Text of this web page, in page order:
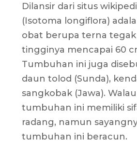
Dilansir dari situs
(Isotoma longiflora)
obat berupa terna tegak
tingginya mencapai 60
Tumbuhan ini juga
daun tolod (Sunda),
sangkobak (Jawa).
tumbuhan ini memiliki
radang, namun
tumbuhan ini beracun.